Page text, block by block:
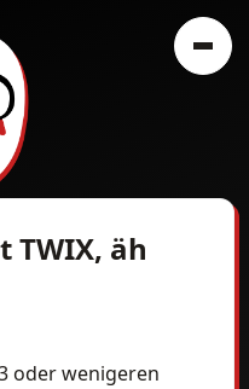
äh
oder wenigeren